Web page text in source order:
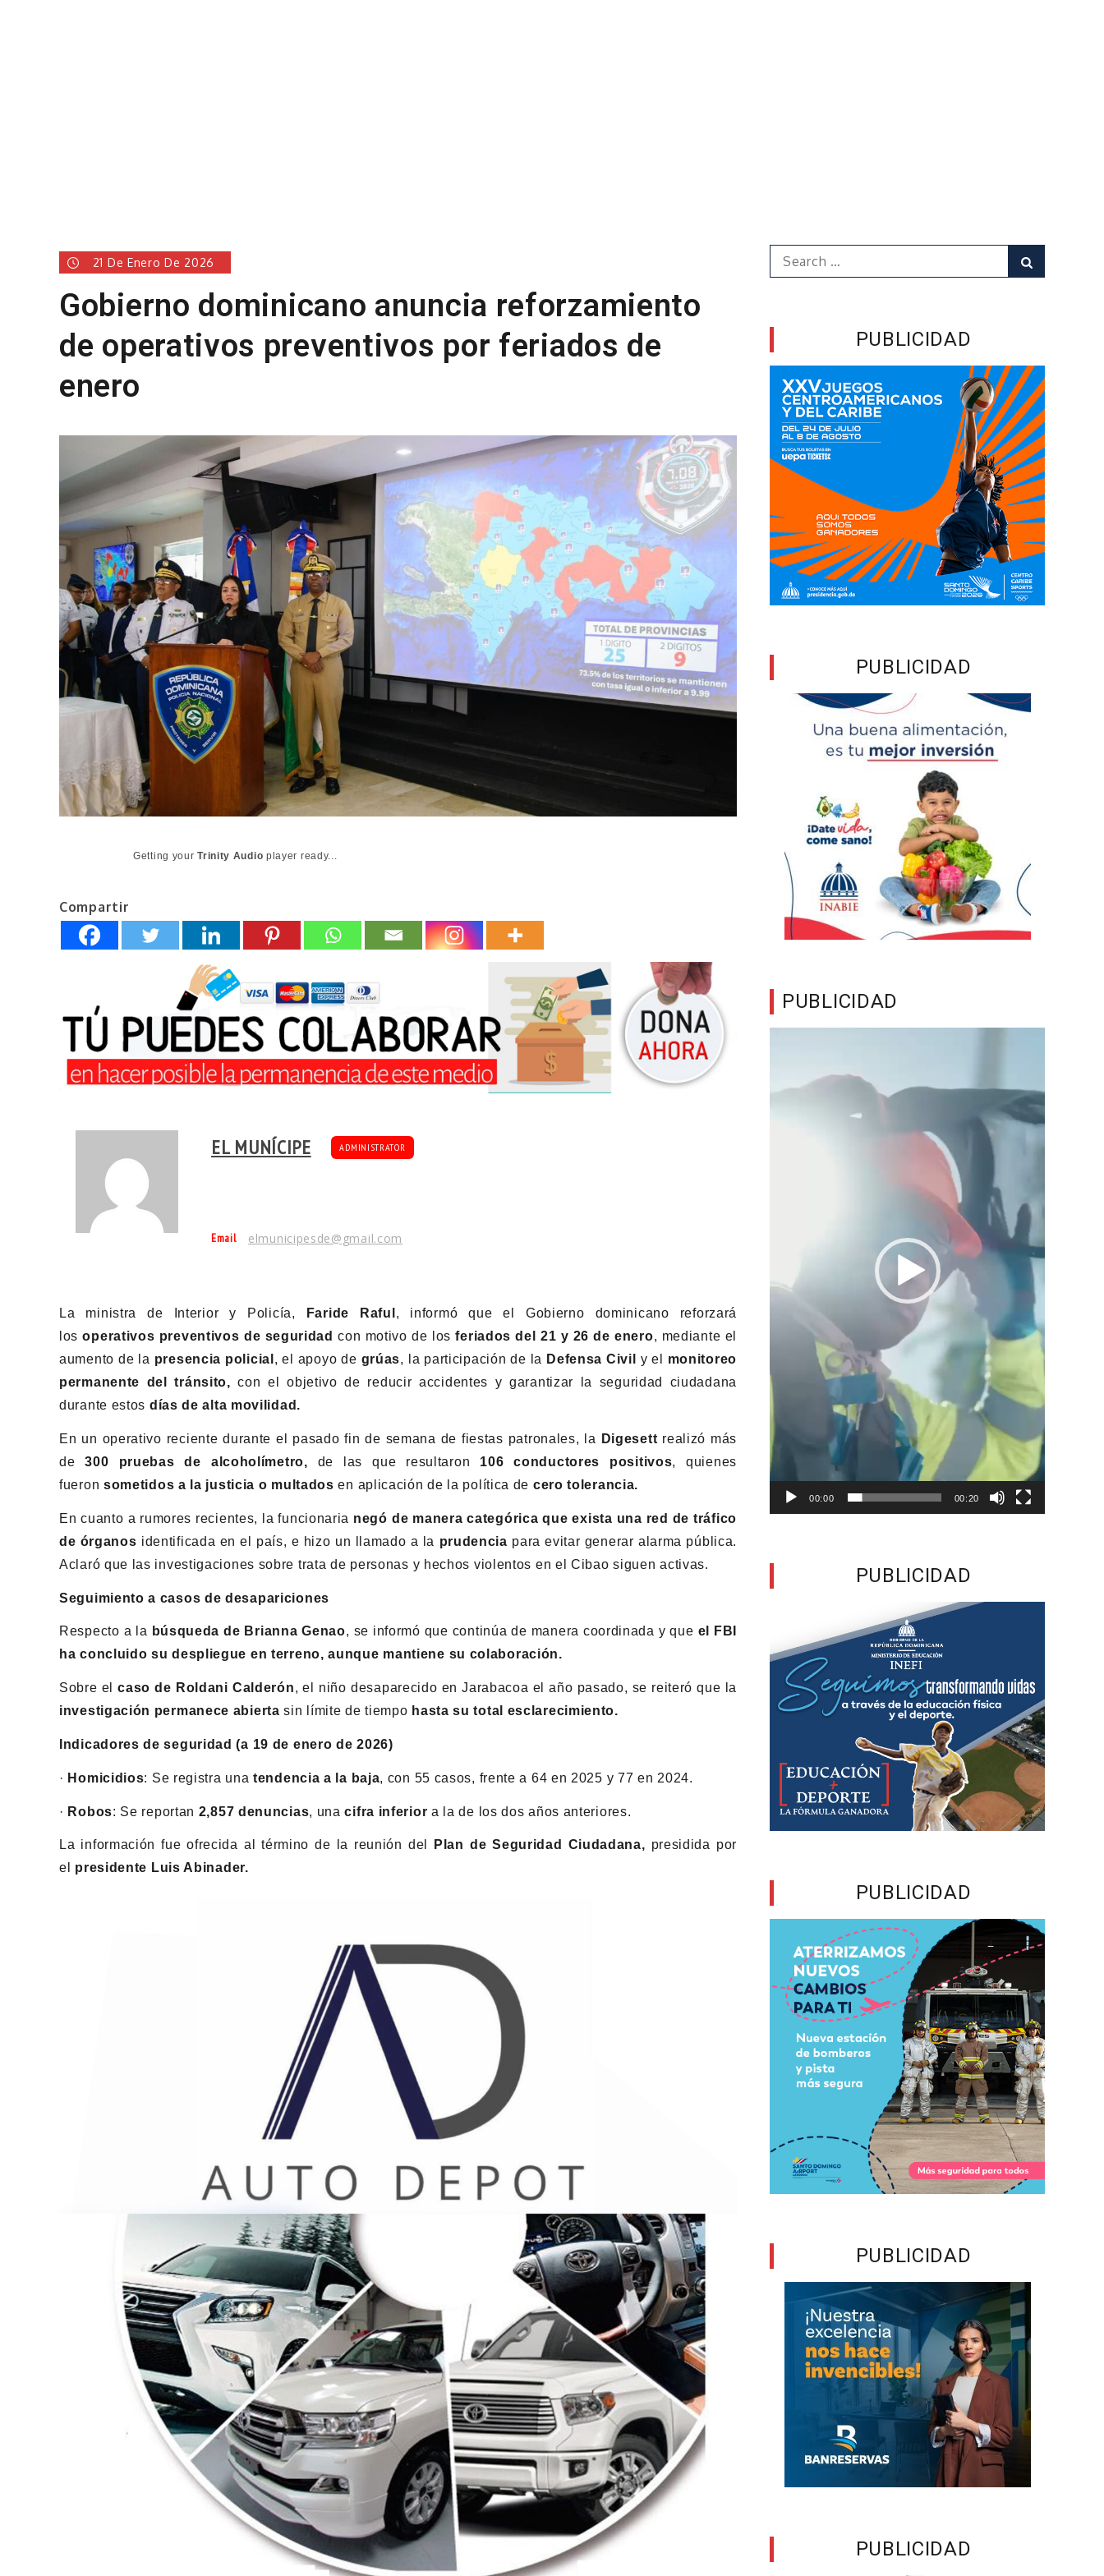
21 De Enero De 2026
Gobierno dominicano anuncia reforzamiento
de operativos preventivos por feriados de
enero
Getting yourTrinity Audio player ready...
Compartir
EL MUNÍCIPE ADMINISTRATOR
Email elmunicipesde@gmail.com
La ministra de Interior y Policía, Faride Raful , informó que el Gobierno dominicano reforzará
losoperativos preventivos de seguridad con motivo de losferiados del 21 y 26 de enero, mediante el
aumento de la presencia policial , el apoyo de grúas, la participación de la Defensa Civil y el monitoreo
permanente del tránsito, con el objetivo de reducir accidentes y garantizar la seguridad ciudadana
durante estos días de alta movilidad.
En un operativo reciente durante el pasado fin de semana de fiestas patronales, la Digesett realizó más
de300 pruebas de alcoholímetro, de las que resultaron 106 conductores positivos, quienes
fueron sometidos a la justicia o multados en aplicación de la política de cero tolerancia.
En cuanto a rumores recientes, la funcionaria negó de manera categórica que exista una red de tráfico
de órganos identificada en el país, e hizo un llamado a la prudencia para evitar generar alarma pública.
Aclaró que las investigaciones sobre trata de personas y hechos violentos en el Cibao siguen activas.
Seguimiento a casos de desapariciones
Respecto a la búsqueda de Brianna Genao, se informó que continúa de manera coordinada y que el FBI
ha concluido su despliegue en terreno, aunque mantiene su colaboración.
Sobre elcaso de Roldani Calderón, el niño desaparecido en Jarabacoa el año pasado, se reiteró que la
investigación permanece abierta sin límite de tiempo hasta su total esclarecimiento.
Indicadores de seguridad (a 19 de enero de 2026)
· Homicidios: Se registra unatendencia a la baja, con 55 casos, frente a 64 en 2025 y 77 en 2024.
· Robos: Se reportan 2,857 denuncias, unacifra inferior a la de los dos años anteriores.
La información fue ofrecida al término de la reunión del Plan de Seguridad Ciudadana, presidida por
el presidente Luis Abinader.
Search
for:
PUBLICIDAD
PUBLICIDAD
PUBLICIDAD
00:00 00:20
PUBLICIDAD
PUBLICIDAD
PUBLICIDAD
PUBLICIDAD